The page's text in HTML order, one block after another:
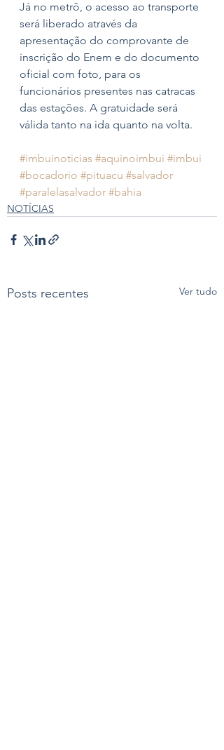
Já no metrô, o acesso ao transporte
será liberado através da
apresentação do comprovante de
inscrição do Enem e do documento
oficial com foto, para os
funcionários presentes nas catracas
das estações. A gratuidade será
válida tanto na ida quanto na volta.
#imbuinoticias #aquinoimbui #imbui
#bocadorio #pituacu #salvador
#paralelasalvador #bahia
NOTÍCIAS
Posts recentes Ver tudo